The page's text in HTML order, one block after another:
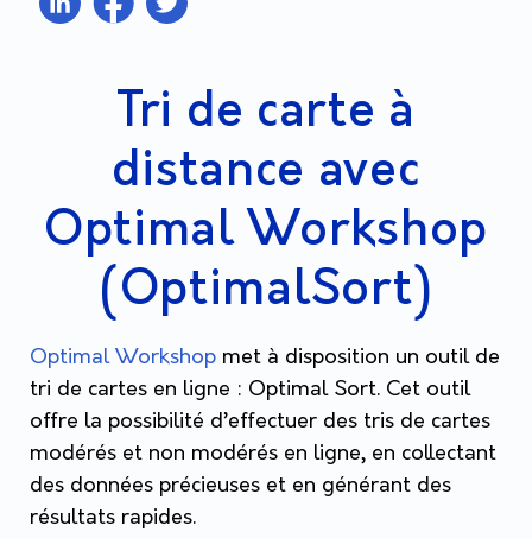
Tri de carte à
distance avec
Optimal Workshop
(OptimalSort)
Optimal Workshop met à disposition un outil de
tri de cartes en ligne : Optimal Sort. Cet outil
offre la possibilité d’effectuer des tris de cartes
modérés et non modérés en ligne, en collectant
des données précieuses et en générant des
résultats rapides.